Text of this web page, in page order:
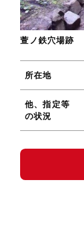
萱ノ鉄穴場跡
所在地
他、指定等
の状況